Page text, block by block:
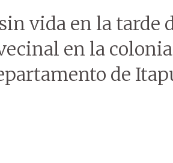
vida en la tarde
en la
de